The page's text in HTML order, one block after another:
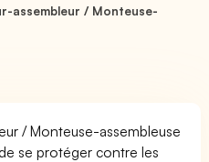
assembleur / Monteuse-
/ Monteuse-assembleuse
se protéger contre les